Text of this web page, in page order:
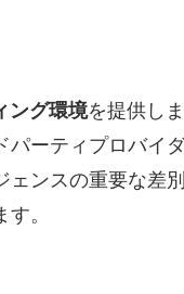
ング環境を提供し
ーティプロバイ
ンスの重要な差別
。